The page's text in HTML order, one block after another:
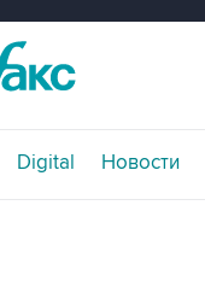
Digital Новости